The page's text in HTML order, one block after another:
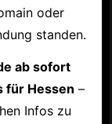
oder
standen.
ab sofort
für Hessen –
Infos zu